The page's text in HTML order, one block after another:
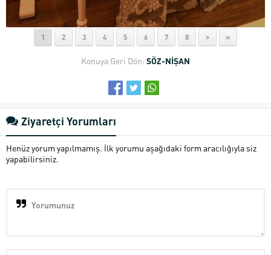
1 2 3 4 5 6 7 8 > »
Konuya Geri Dön: SÖZ-NİŞAN
Ziyaretçi Yorumları
Henüz yorum yapılmamış. İlk yorumu aşağıdaki form aracılığıyla siz
yapabilirsiniz.